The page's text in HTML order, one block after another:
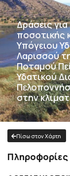
Δράσεις
ποσοτικής
Υπόγειου
Λαρισσού
Ποταμού
Υδατικού
στην
Πίσω στον Χάρτη
Πληροφορίες